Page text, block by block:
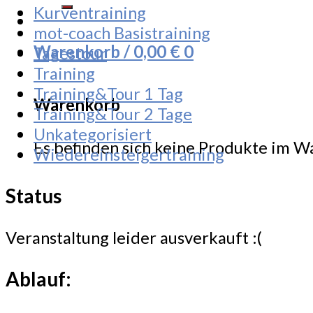
Warenkorb /0,00 € 0
Warenkorb
Es befinden sich keine Produkte im
Kurventraining
mot-coach Basistraining
Tagestour
Training
Training&Tour 1 Tag
Training&Tour 2 Tage
Unkategorisiert
Wiedereinsteigertraining
Status
Veranstaltung leider ausverkauft :(
Ablauf: